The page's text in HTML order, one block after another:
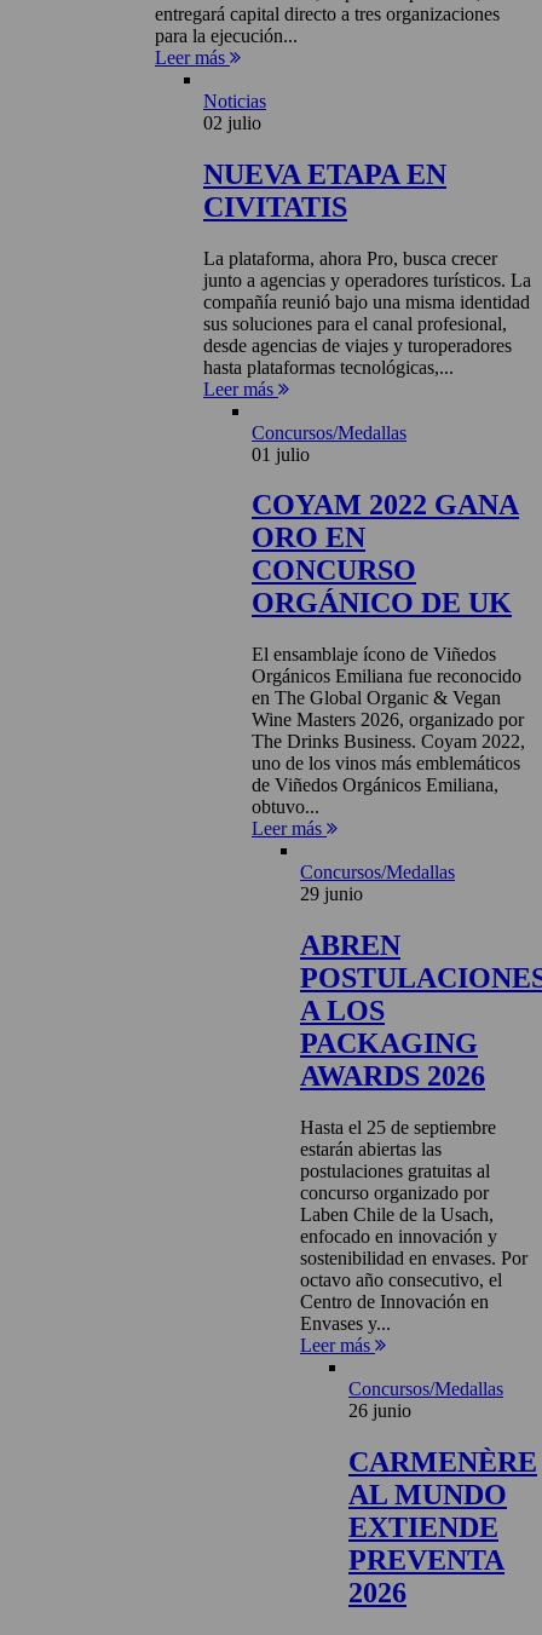
entregará capital directo a tres organizaciones
para la ejecución...
Leer más
Noticias
02 julio
NUEVA ETAPA EN
CIVITATIS
La plataforma, ahora Pro, busca crecer
junto a agencias y operadores turísticos. La
compañía reunió bajo una misma identidad
sus soluciones para el canal profesional,
desde agencias de viajes y turoperadores
hasta plataformas tecnológicas,...
Leer más
Concursos/Medallas
01 julio
COYAM 2022 GANA
ORO EN
CONCURSO
ORGÁNICO DE UK
El ensamblaje ícono de Viñedos
Orgánicos Emiliana fue reconocido
en The Global Organic & Vegan
Wine Masters 2026, organizado por
The Drinks Business. Coyam 2022,
uno de los vinos más emblemáticos
de Viñedos Orgánicos Emiliana,
obtuvo...
Leer más
Concursos/Medallas
29 junio
ABREN
A LOS
PACKAGING
AWARDS 2026
Hasta el 25 de septiembre
estarán abiertas las
postulaciones gratuitas al
concurso organizado por
Laben Chile de la Usach,
enfocado en innovación y
sostenibilidad en envases. Por
octavo año consecutivo, el
Centro de Innovación en
Envases y...
Leer más
Concursos/Medallas
26 junio
CARMENÈRE
AL MUNDO
EXTIENDE
PREVENTA
2026